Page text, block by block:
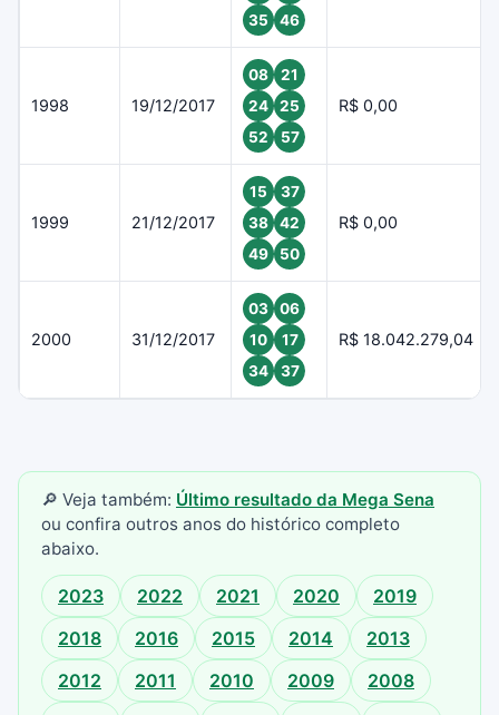
35
46
1998 19/12/2017
08
21
24
25
52
57
R$ 0,00
1999 21/12/2017
15
37
38
42
49
50
R$ 0,00
2000 31/12/2017
03
06
10
17
34
37
R$ 18.042.279,04
🔎 Veja também: Último resultado da Mega Sena
ou confira outros anos do histórico completo
abaixo.
2023 2022 2021 2020
2019
2018
2016 2015 2014
2013
2012
2011 2010 2009
2008